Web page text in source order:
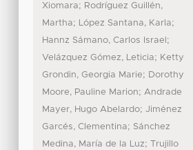
Xiomara; Rodríguez Guillén,
Martha; López Santana, Karla;
Hannz Sámano, Carlos Israel ;
Velázquez Gómez, Leticia; Ketty
Grondin, Georgia Marie; Dorothy
Moore, Pauline Marion; Andrade
Mayer, Hugo Abelardo; Jiménez
Garcés, Clementina; Sánchez
Medina, María de la Luz;
Trujillo